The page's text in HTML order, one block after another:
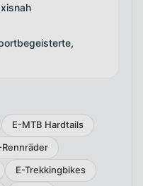
E-MTB Hardtails
Rennräder
E-Trekkingbikes